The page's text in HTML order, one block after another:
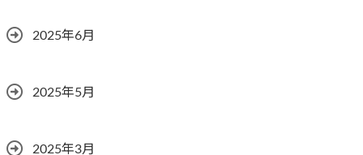
2025年6月
2025年5月
2025年3月